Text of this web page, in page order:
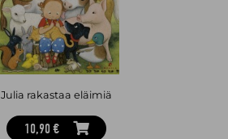
Julia rakastaa eläimiä
10,90 €